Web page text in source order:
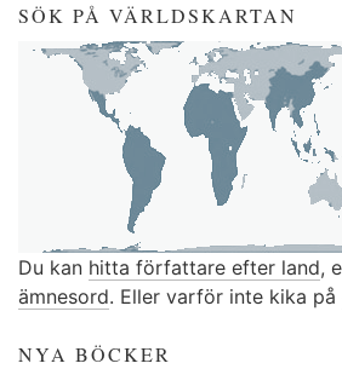
SÖK PÅ VÄRLDSKARTAN
Du kan hitta författare efter land,
ämnesord. Eller varför inte kika på
NYA BÖCKER